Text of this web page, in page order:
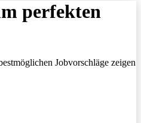
perfekten
Jobvorschläge zeigen